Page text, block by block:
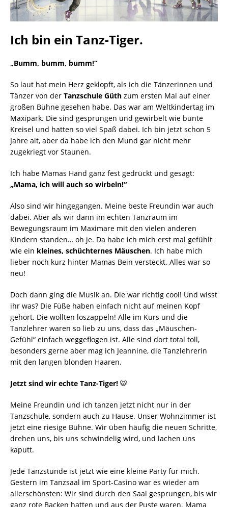
Ich bin ein Tanz-Tiger.
„Bumm, bumm, bumm!“
So laut hat mein Herz geklopft, als ich die Tänzerinnen und
Tänzer von der Tanzschule Güth zum ersten Mal auf einer
großen Bühne gesehen habe. Das war am Weltkindertag im
Maxipark. Die sind gesprungen und gewirbelt wie bunte
Kreisel und hatten so viel Spaß dabei. Ich bin jetzt schon 5
Jahre alt, aber da habe ich den Mund gar nicht mehr
zugekriegt vor Staunen.
​Ich habe Mamas Hand ganz fest gedrückt und gesagt:
„Mama, ich will auch so wirbeln!“
​Also sind wir hingegangen. Meine beste Freundin war auch
dabei. Aber als wir dann im echten Tanzraum im
Bewegungsraum im Maximare mit den vielen anderen
Kindern standen… oh je. Da habe ich mich erst mal gefühlt
wie ein kleines, schüchternes Mäuschen. Ich habe mich
lieber noch kurz hinter Mamas Bein versteckt. Alles war so
neu!
​Doch dann ging die Musik an. Die war richtig cool! Und wisst
ihr was? Die Füße haben einfach nicht auf meinen Kopf
gehört. Die wollten loszappeln! Alle im Kurs und die
Tanzlehrer waren so lieb zu uns, dass das „Mäuschen-
Gefühl“ einfach weggeflogen ist. Alle sind dort total toll,
besonders gerne aber mag ich Jeannine, die Tanzlehrerin
mit den langen blonden Haaren.
Jetzt sind wir echte Tanz-Tiger! 🐯
Meine Freundin und ich tanzen jetzt nicht nur in der
Tanzschule, sondern auch zu Hause. Unser Wohnzimmer ist
jetzt eine riesige Bühne. Wir üben häufig die neuen Schritte,
drehen uns, bis uns schwindelig wird, und lachen uns
kaputt.
​Jede Tanzstunde ist jetzt wie eine kleine Party für mich.
Gestern im Tanzsaal im Sport-Casino war es wieder am
allerschönsten: Wir sind durch den Saal gesprungen, bis wir
ganz rote Backen hatten und aus der Puste waren. Mama